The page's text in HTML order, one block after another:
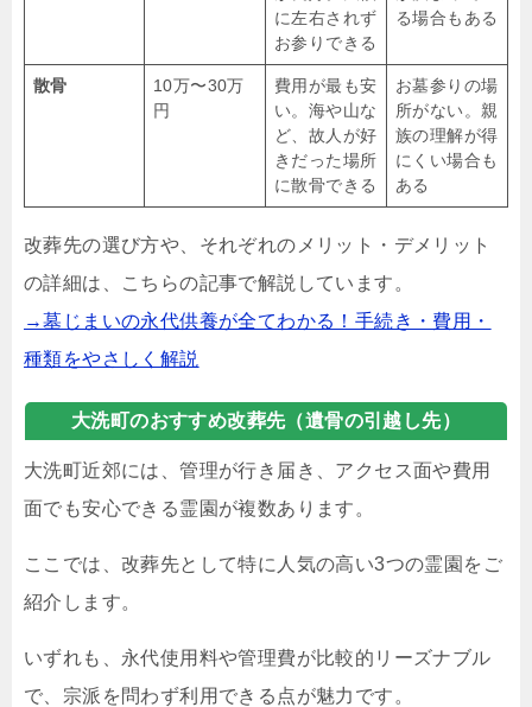
に左右されず
お参りできる
る場合もある
散骨
10万〜30万
円
費用が最も安
い。海や山な
ど、故人が好
きだった場所
に散骨できる
お墓参りの場
所がない。親
族の理解が得
にくい場合も
ある
改葬先の選び方や、それぞれのメリット・デメリット
の詳細は、こちらの記事で解説しています。
→墓じまいの永代供養が全てわかる！手続き・費用・
種類をやさしく解説
大洗町のおすすめ改葬先（遺骨の引越し先）
大洗町近郊には、管理が行き届き、アクセス面や費用
面でも安心できる霊園が複数あります。
ここでは、改葬先として特に人気の高い3つの霊園をご
紹介します。
いずれも、永代使用料や管理費が比較的リーズナブル
で、宗派を問わず利用できる点が魅力です。